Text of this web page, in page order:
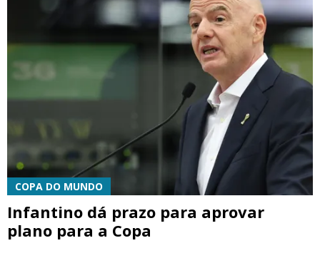
COPA DO MUNDO
Infantino dá prazo para aprovar
plano para a Copa